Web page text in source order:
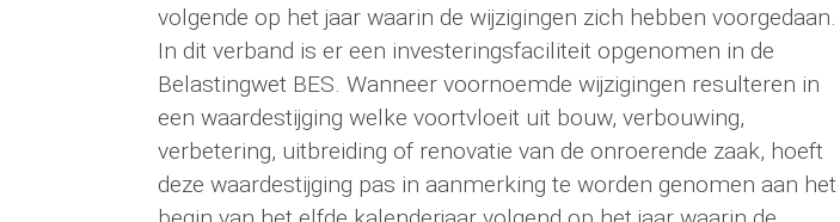
volgende op het jaar waarin de wijzigingen zich hebben voorgedaan.
In dit verband is er een investeringsfaciliteit opgenomen in de
Belastingwet BES. Wanneer voornoemde wijzigingen resulteren in
een waardestijging welke voortvloeit uit bouw, verbouwing,
verbetering, uitbreiding of renovatie van de onroerende zaak, hoeft
deze waardestijging pas in aanmerking te worden genomen aan het